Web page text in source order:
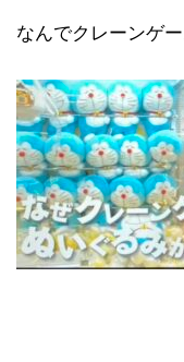
なんでクレーンゲ